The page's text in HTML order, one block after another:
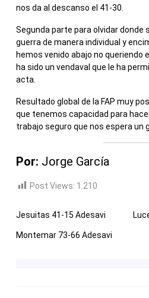
nos da al descanso el 41-30.
Segunda parte para olvidar donde
guerra de manera individual y
hemos venido abajo no queriendo
ha sido un vendaval que le ha
acta.
Resultado global de la FAP muy
que tenemos capacidad para
trabajo seguro que nos espera un
Por: Jorge García
Post Views: 1.210
Jesuitas 41-15 Adesavi
Montemar 73-66 Adesavi